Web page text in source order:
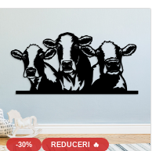
-30% REDUCERI 🔥